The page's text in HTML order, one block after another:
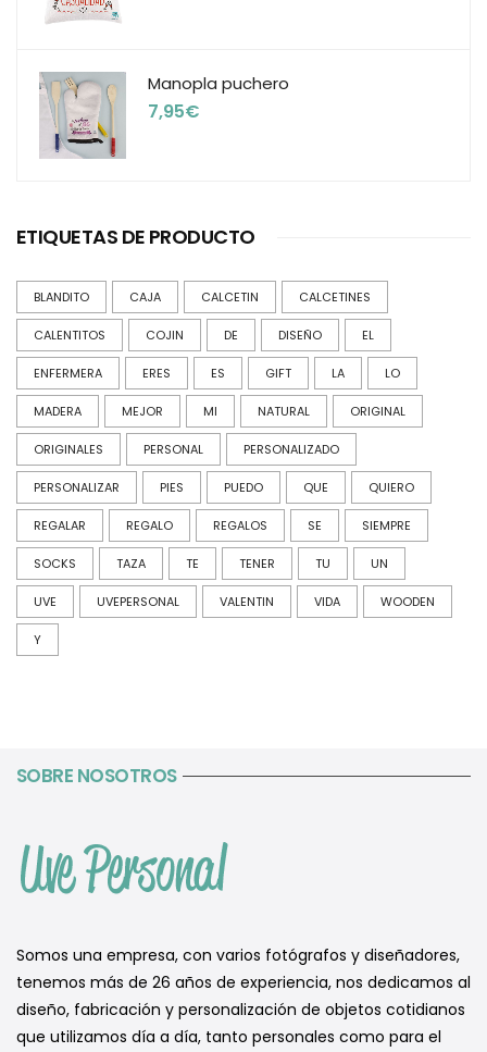
Manopla puchero
7,95€
ETIQUETAS DE PRODUCTO
BLANDITO CAJA CALCETIN CALCETINES
CALENTITOS COJIN DE DISEÑO EL
ENFERMERA ERES ES GIFT LA LO
MADERA MEJOR MI NATURAL ORIGINAL
ORIGINALES PERSONAL PERSONALIZADO
PERSONALIZAR PIES PUEDO QUE QUIERO
REGALAR REGALO REGALOS SE SIEMPRE
SOCKS TAZA TE TENER TU UN
UVE UVEPERSONAL VALENTIN VIDA WOODEN
Y
SOBRE NOSOTROS
Somos una empresa, con varios fotógrafos y diseñadores,
tenemos más de 26 años de experiencia, nos dedicamos al
diseño, fabricación y personalización de objetos cotidianos
que utilizamos día a día, tanto personales como para el